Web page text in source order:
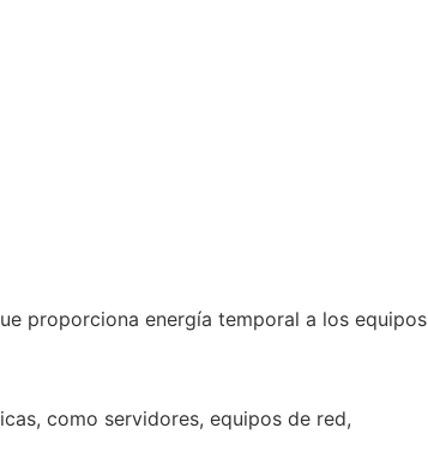
proporciona energía temporal a los equipos
como servidores, equipos de red,